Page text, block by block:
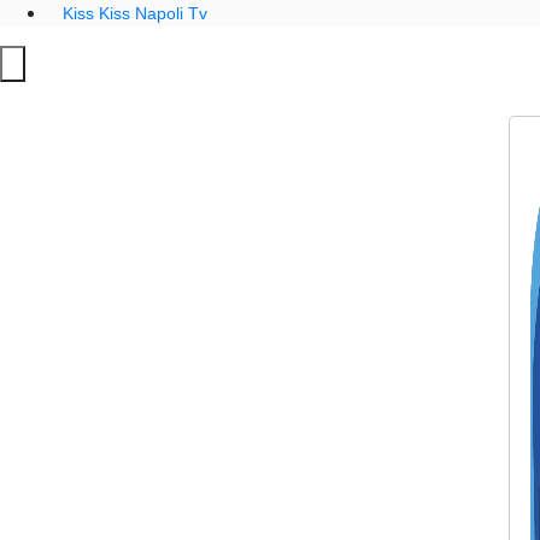
Kiss Kiss Napoli Tv